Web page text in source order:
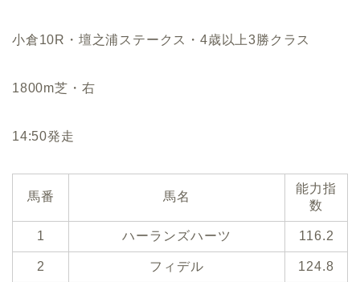
小倉10R・壇之浦ステークス・4歳以上3勝クラス
1800m芝・右
14:50発走
馬番 馬名
能力指
数
1 ハーランズハーツ 116.2
2 フィデル 124.8